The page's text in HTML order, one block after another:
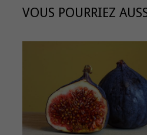
VOUS POURRIEZ